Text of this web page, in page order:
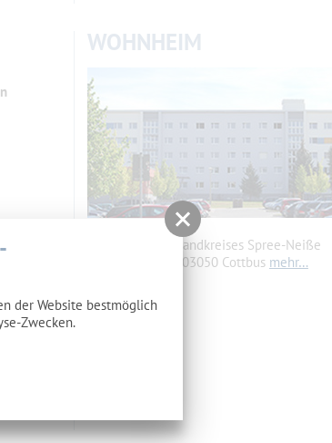
WOHNHEIM
Wohnheim des Landkreises Spree-Neiße
Makarenkostr. 5, 03050 Cottbus mehr…
der Website bestmöglich
Zwecken.